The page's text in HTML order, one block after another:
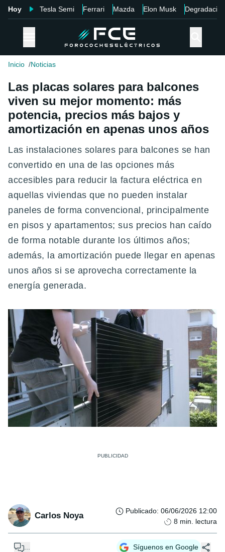
Hoy Tesla Semi Ferrari Mazda Elon Musk Degradación
Inicio Noticias
Las placas solares para balcones
viven su mejor momento: más
potencia, precios más bajos y
amortización en apenas unos años
Las instalaciones solares para balcones se han
convertido en una de las opciones más
accesibles para reducir la factura eléctrica en
aquellas viviendas que no pueden instalar
paneles de forma convencional, principalmente
en pisos y apartamentos; sus precios han caído
de forma notable durante los últimos años;
además, la amortización puede llegar en apenas
unos años si se aprovecha correctamente la
energía generada.
Carlos Noya Publicado: 06/06/2026 12:00
8 min. lectura
... Síguenos en Google